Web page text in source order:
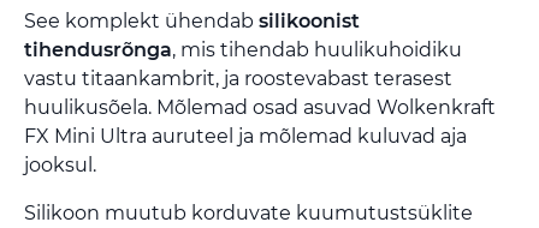
See komplekt ühendab silikoonist
tihendusrõnga, mis tihendab huulikuhoidiku
vastu titaankambrit, ja roostevabast terasest
huulikusõela. Mõlemad osad asuvad Wolkenkraft
FX Mini Ultra auruteel ja mõlemad kuluvad aja
jooksul.
Silikoon muutub korduvate kuumutustsüklite